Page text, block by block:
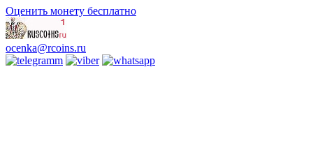
Оценить монету бесплатно
ocenka@rcoins.ru